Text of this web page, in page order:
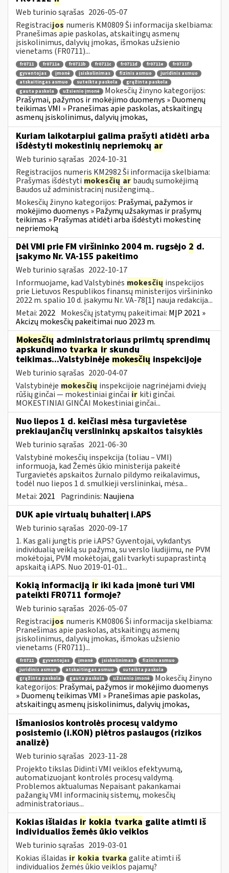
Web turinio sąrašas 2026-05-07
Registracijos numeris KM0809 Ši informacija skelbiama:
Pranešimas apie paskolas, atskaitingų asmenų
įsiskolinimus, dalyvių įmokas, išmokas užsienio
vienetams (FR0711)...
fr0711 fr0711a fr0711b fr0711c fr0711d fr0711e
fr0711f
gyventojas
įmonė įsiskolinimas fizinis asmuo
juridinis asmuo
atskaitingas asmuo
suteikta paskola
grąžinta paskola
gauta paskola
užsienio įmonė
Mokesčių žinyno kategorijos:
Prašymai, pažymos ir mokėjimo duomenys » Duomenų
teikimas VMI » Pranešimas apie paskolas, atskaitingų
asmenų įsiskolinimus, dalyvių įmokas,
Kuriam laikotarpiui galima prašyti atidėti arba
išdėstyti mokestinių nepriemokų ar
Web turinio sąrašas 2024-10-31
Registracijos numeris KM2982 Ši informacija skelbiama:
Prašymas išdėstyti mokesčių ar baudų sumokėjimą
Baudos už administracinį nusižengimą...
Mokesčių žinyno kategorijos: Prašymai, pažymos ir
mokėjimo duomenys » Pažymų užsakymas ir prašymų
teikimas » Prašymas atidėti arba išdėstyti mokestinę
nepriemoką
Dėl VMI prie FM viršininko 2004 m. rugsėjo 2 d.
įsakymo Nr. VA-155 pakeitimo
Web turinio sąrašas 2022-10-17
Informuojame, kad Valstybinės mokesčių inspekcijos
prie Lietuvos Respublikos finansų ministerijos viršininko
2022 m. spalio 10 d. įsakymu Nr. VA-78[1] nauja redakcija...
Metai: 2022 Mokesčių įstatymų pakeitimai: MĮP 2021 »
Akcizų mokesčių pakeitimai nuo 2023 m.
Mokesčių administratoriaus priimtų sprendimų
apskundimo tvarka ir skundų
teikimas...Valstybinėje mokesčių inspekcijoje
Web turinio sąrašas 2020-04-07
Valstybinėje mokesčių inspekcijoje nagrinėjami dviejų
rūšių ginčai — mokestiniai ginčai ir kiti ginčai.
MOKESTINIAI GINČAI Mokestiniai ginčai...
Nuo liepos 1 d. keičiasi mėsa turgavietėse
prekiaujančių verslininkų apskaitos taisyklės
Web turinio sąrašas 2021-06-30
Valstybinė mokesčių inspekcija (toliau – VMI)
informuoja, kad Žemės ūkio ministerija pakeitė
Turgavietės apskaitos žurnalo pildymo reikalavimus,
todėl nuo liepos 1 d. smulkieji verslininkai, mėsa...
Metai: 2021 Pagrindinis: Naujiena
DUK apie virtualų buhalterį i.APS
Web turinio sąrašas 2020-09-17
1. Kas gali jungtis prie i.APS? Gyventojai, vykdantys
individualią veiklą su pažyma, su verslo liudijimu, ne PVM
mokėtojai, PVM mokėtojai, gali tvarkyti supaprastintą
apskaitą i.APS. Nuo 2019-01-01...
Kokią informaciją ir iki kada įmonė turi VMI
pateikti FR0711 formoje?
Web turinio sąrašas 2026-05-07
Registracijos numeris KM0806 Ši informacija skelbiama:
Pranešimas apie paskolas, atskaitingų asmenų
įsiskolinimus, dalyvių įmokas, išmokas užsienio
vienetams (FR0711)...
fr0711 gyventojas įmonė įsiskolinimas
fizinis asmuo
juridinis asmuo
atskaitingas asmuo
suteikta paskola
grąžinta paskola
gauta paskola užsienio įmonė
Mokesčių žinyno
kategorijos: Prašymai, pažymos ir mokėjimo duomenys
» Duomenų teikimas VMI » Pranešimas apie paskolas,
atskaitingų asmenų įsiskolinimus, dalyvių įmokas,
Išmaniosios kontrolės procesų valdymo
posistemio (i.KON) plėtros paslaugos (rizikos
analizė)
Web turinio sąrašas 2023-11-28
Projekto tikslas Didinti VMI veiklos efektyvumą,
automatizuojant kontrolės procesų valdymą.
Problemos aktualumas Nepaisant pakankamai
pažangių VMI informacinių sistemų, mokesčių
administratoriaus...
Kokias išlaidas ir kokia tvarka galite atimti iš
individualios žemės ūkio veiklos
Web turinio sąrašas 2019-03-01
Kokias išlaidas ir kokia tvarka galite atimti iš
individualios žemės ūkio veiklos pajamų?